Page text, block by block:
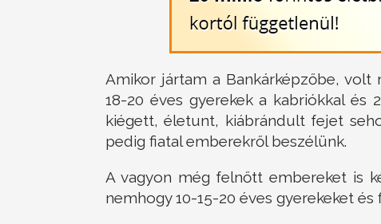
Amikor jártam a Bankárképzőbe, volt
18-20 éves gyerekek a kabriókkal és
kiégett, életunt, kiábrándult fejet
pedig fiatal emberekről beszélünk.
A vagyon még felnőtt embereket is
nemhogy 10-15-20 éves gyerekeket és